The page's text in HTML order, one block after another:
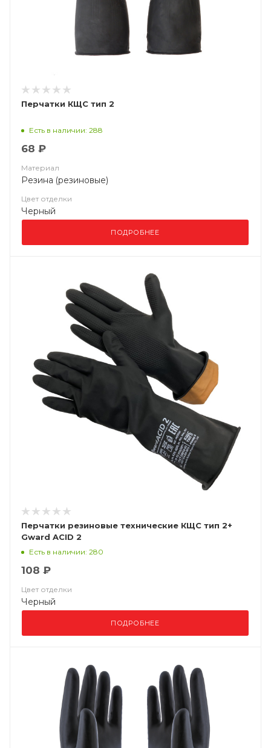
Перчатки КЩС тип 2
Есть в наличии: 288
68 ₽
Материал
Резина (резиновые)
Цвет отделки
Черный
ПОДРОБНЕЕ
Перчатки резиновые технические КЩС тип 2+
Gward ACID 2
Есть в наличии: 280
108 ₽
Цвет отделки
Черный
ПОДРОБНЕЕ